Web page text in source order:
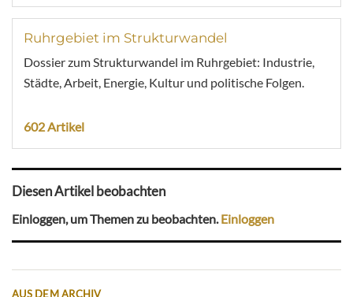
Ruhrgebiet im Strukturwandel
Dossier zum Strukturwandel im Ruhrgebiet: Industrie,
Städte, Arbeit, Energie, Kultur und politische Folgen.
602 Artikel
Diesen Artikel beobachten
Einloggen, um Themen zu beobachten.Einloggen
AUS DEM ARCHIV